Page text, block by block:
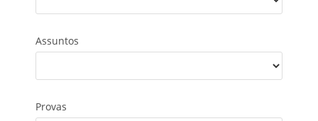
Assuntos
Provas